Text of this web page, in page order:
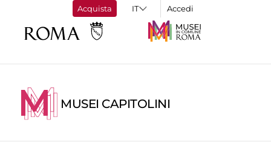
Acquista Accedi
MUSEI CAPITOLINI